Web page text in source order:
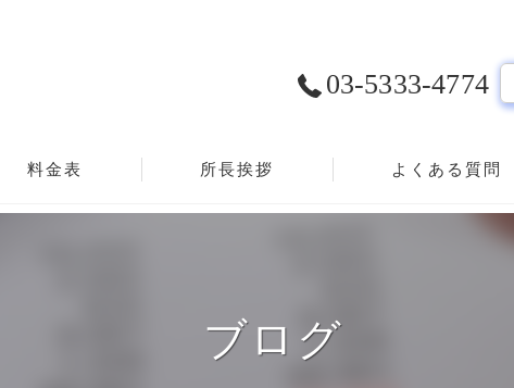
03-5333-4774
料金表 所長挨拶 よくある質問
ブログ